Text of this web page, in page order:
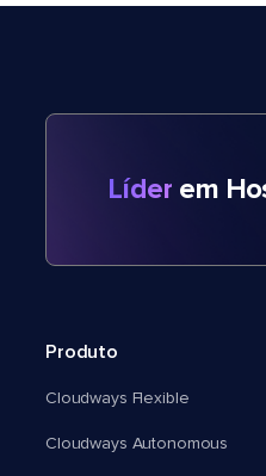
Líder em
Produto
Cloudways Flexible
Cloudways Autonomous